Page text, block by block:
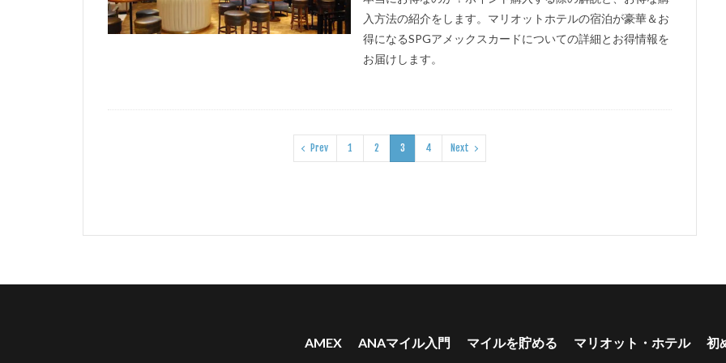
入方法の紹介をします。マリオットホテルの宿泊が豪華＆お
得になるSPGアメックスカードについての詳細とお得情報を
お届けします。
Prev 1 2 3 4 Next
AMEX ANAマイル入門 マイルを貯める マリオット・ホテル 初